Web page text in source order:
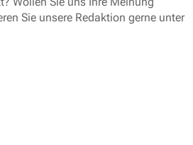
Sie unsere Redaktion gerne unter